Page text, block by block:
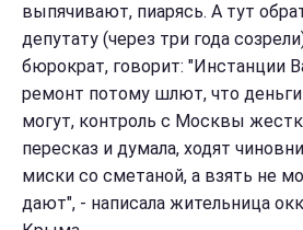
выпячивают, пиарясь. А тут
депутату (через три года
бюрократ, говорит: "Инстанции
ремонт потому шлют, что деньги
могут, контроль с Москвы
пересказ и думала, ходят
миски со сметаной, а взять не
дают", - написала жительница